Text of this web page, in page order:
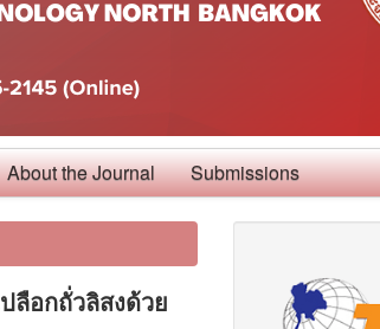
About the Journal Submissions
ลือกถั่วลิสงด้วย